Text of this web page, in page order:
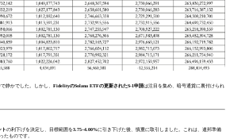
静かでした。しかし、 FidelityのSolana ETFの更新されたS-1申請は注目を集め、暗号通貨に裏付けられ
トの利下げを決定し、目標範囲を3.75–4.00%に引き下げた後、慎重に取引しました。これは、連邦準備
たものです。